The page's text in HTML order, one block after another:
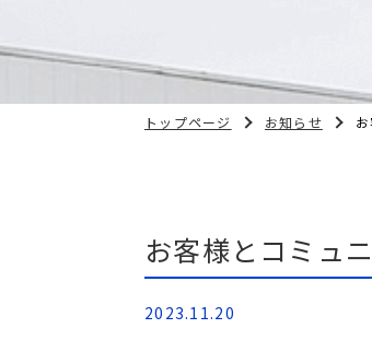
トップページ お知らせ
お客様とコミュ
2023.11.20